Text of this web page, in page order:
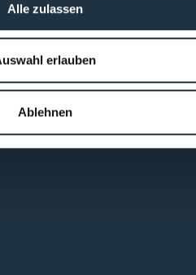
Alle zulassen
erlauben
Ablehnen